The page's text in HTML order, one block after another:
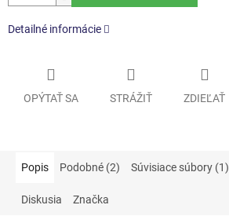
Detailné informácie
OPÝTAŤ SA STRÁŽIŤ ZDIEĽAŤ
Popis Podobné (2) Súvisiace súbory (1)
Diskusia Značka